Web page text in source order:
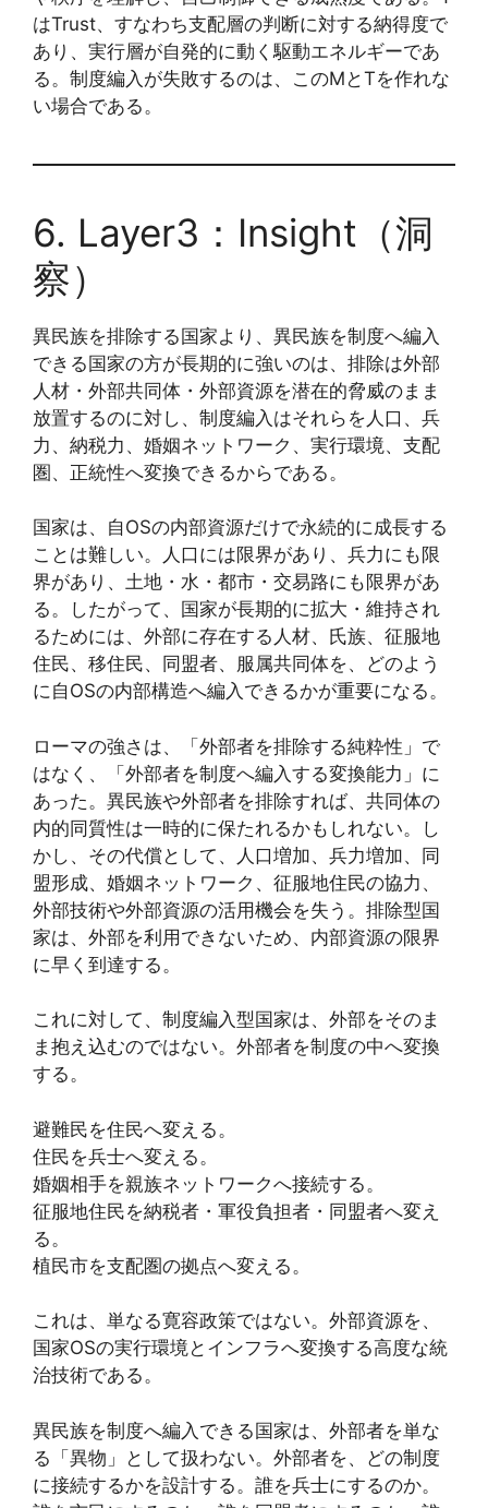
はTrust、すなわち支配層の判断に対する納得度で
あり、実行層が自発的に動く駆動エネルギーであ
る。制度編入が失敗するのは、このMとTを作れな
い場合である。
6. Layer3：Insight（洞
察）
異民族を排除する国家より、異民族を制度へ編入
できる国家の方が長期的に強いのは、排除は外部
人材・外部共同体・外部資源を潜在的脅威のまま
放置するのに対し、制度編入はそれらを人口、兵
力、納税力、婚姻ネットワーク、実行環境、支配
圏、正統性へ変換できるからである。
国家は、自OSの内部資源だけで永続的に成長する
ことは難しい。人口には限界があり、兵力にも限
界があり、土地・水・都市・交易路にも限界があ
る。したがって、国家が長期的に拡大・維持され
るためには、外部に存在する人材、氏族、征服地
住民、移住民、同盟者、服属共同体を、どのよう
に自OSの内部構造へ編入できるかが重要になる。
ローマの強さは、「外部者を排除する純粋性」で
はなく、「外部者を制度へ編入する変換能力」に
あった。異民族や外部者を排除すれば、共同体の
内的同質性は一時的に保たれるかもしれない。し
かし、その代償として、人口増加、兵力増加、同
盟形成、婚姻ネットワーク、征服地住民の協力、
外部技術や外部資源の活用機会を失う。排除型国
家は、外部を利用できないため、内部資源の限界
に早く到達する。
これに対して、制度編入型国家は、外部をそのま
ま抱え込むのではない。外部者を制度の中へ変換
する。
避難民を住民へ変える。
住民を兵士へ変える。
婚姻相手を親族ネットワークへ接続する。
征服地住民を納税者・軍役負担者・同盟者へ変え
る。
植民市を支配圏の拠点へ変える。
これは、単なる寛容政策ではない。外部資源を、
国家OSの実行環境とインフラへ変換する高度な統
治技術である。
異民族を制度へ編入できる国家は、外部者を単な
る「異物」として扱わない。外部者を、どの制度
に接続するかを設計する。誰を兵士にするのか。